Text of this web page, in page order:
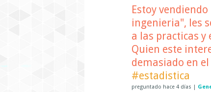
Estoy
ingenieria", les
a las practicas y
Quien este
demasiado en
#estadistica
preguntado hace 4 días